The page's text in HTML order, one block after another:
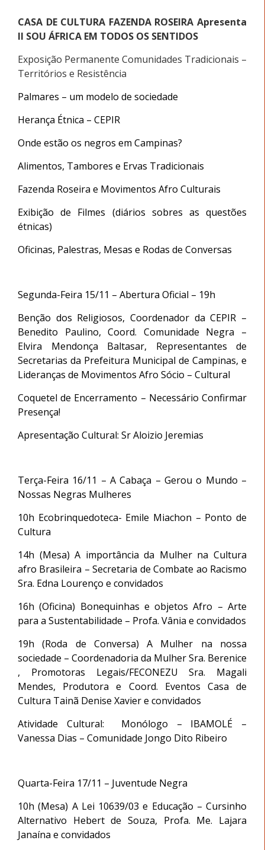
CASA DE CULTURA FAZENDA ROSEIRA Apresenta
II SOU ÁFRICA EM TODOS OS SENTIDOS
Exposição Permanente Comunidades Tradicionais –
Territórios e Resistência
Palmares – um modelo de sociedade
Herança Étnica – CEPIR
Onde estão os negros em Campinas?
Alimentos, Tambores e Ervas Tradicionais
Fazenda Roseira e Movimentos Afro Culturais
Exibição de Filmes (diários sobres as questões
étnicas)
Oficinas, Palestras, Mesas e Rodas de Conversas
Segunda-Feira 15/11 – Abertura Oficial – 19h
Benção dos Religiosos, Coordenador da CEPIR –
Benedito Paulino, Coord. Comunidade Negra –
Elvira Mendonça Baltasar, Representantes de
Secretarias da Prefeitura Municipal de Campinas, e
Lideranças de Movimentos Afro Sócio – Cultural
Coquetel de Encerramento – Necessário Confirmar
Presença!
Apresentação Cultural: Sr Aloizio Jeremias
Terça-Feira 16/11 – A Cabaça – Gerou o Mundo –
Nossas Negras Mulheres
10h Ecobrinquedoteca- Emile Miachon – Ponto de
Cultura
14h (Mesa) A importância da Mulher na Cultura
afro Brasileira – Secretaria de Combate ao Racismo
Sra. Edna Lourenço e convidados
16h (Oficina) Bonequinhas e objetos Afro – Arte
para a Sustentabilidade – Profa. Vânia e convidados
19h (Roda de Conversa) A Mulher na nossa
sociedade – Coordenadoria da Mulher Sra. Berenice
, Promotoras Legais/FECONEZU Sra. Magali
Mendes, Produtora e Coord. Eventos Casa de
Cultura Tainã Denise Xavier e convidados
Atividade Cultural: Monólogo – IBAMOLÉ –
Vanessa Dias – Comunidade Jongo Dito Ribeiro
Quarta-Feira 17/11 – Juventude Negra
10h (Mesa) A Lei 10639/03 e Educação – Cursinho
Alternativo Hebert de Souza, Profa. Me. Lajara
Janaína e convidados